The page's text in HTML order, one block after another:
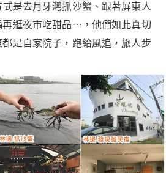
式是去月牙灣抓沙蟹、跟著屏東人
再逛夜市吃甜品⋯，他們如此真切
是自家院子，跑給風追，旅人步